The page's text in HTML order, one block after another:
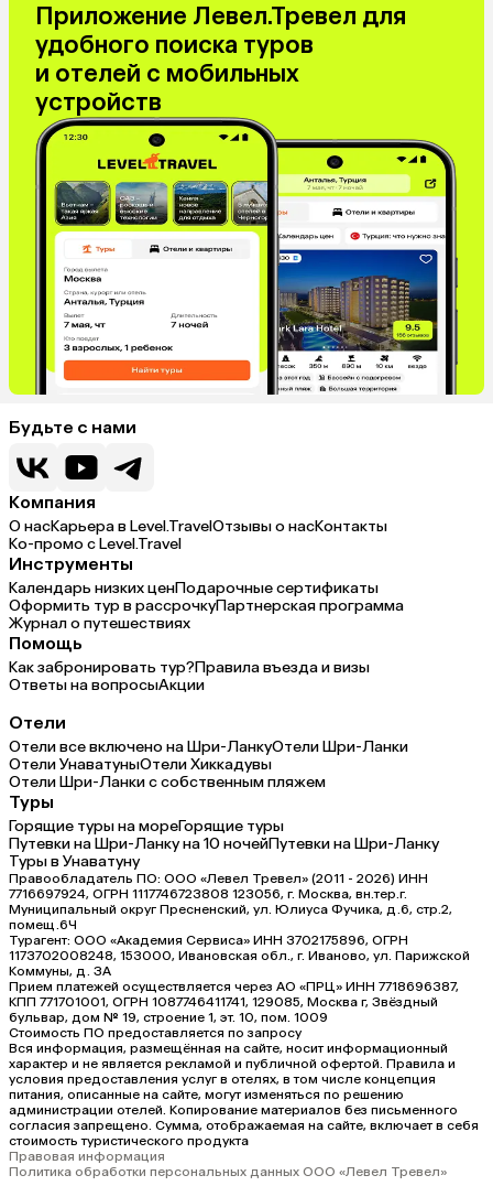
Израиль
Гонконг
Венесуэла
Саудовская Аравия
Бахрейн
Куба
Греция
Италия
Испания
Венгрия
Болгария
Приложение Левел.Тревел для
удобного поиска туров
и отелей с мобильных
устройств
Будьте с нами
Компания
О насКарьера в Level.TravelОтзывы о насКонтакты
Ко-промо с Level.Travel
Инструменты
Календарь низких ценПодарочные сертификаты
Оформить тур в рассрочкуПартнерская программа
Журнал о путешествиях
Помощь
Как забронировать тур?Правила въезда и визы
Ответы на вопросыАкции
Отели
Отели все включено на Шри-ЛанкуОтели Шри-Ланки
Отели УнаватуныОтели Хиккадувы
Отели Шри-Ланки с собственным пляжем
Туры
Горящие туры на мореГорящие туры
Путевки на Шри-Ланку на 10 ночейПутевки на Шри-Ланку
Туры в Унаватуну
Правообладатель ПО: ООО «Левел Тревел» (2011 - 2026) ИНН
7716697924, ОГРН 1117746723808 123056, г. Москва, вн.тер.г.
Муниципальный округ Пресненский, ул. Юлиуса Фучика, д.6, стр.2,
помещ.6Ч
Турагент: ООО «Академия Сервиса» ИНН 3702175896, ОГРН
1173702008248, 153000, Ивановская обл., г. Иваново, ул. Парижской
Коммуны, д. ЗА
Прием платежей осуществляется через АО «ПРЦ» ИНН 7718696387,
КПП 771701001, ОГРН 1087746411741, 129085, Москва г, Звёздный
бульвар, дом № 19, строение 1, эт. 10, пом. 1009
Стоимость ПО предоставляется по запросу
Вся информация, размещённая на сайте, носит информационный
характер и не является рекламой и публичной офертой. Правила и
условия предоставления услуг в отелях, в том числе концепция
питания, описанные на сайте, могут изменяться по решению
администрации отелей. Копирование материалов без письменного
согласия запрещено. Сумма, отображаемая на сайте, включает в себя
стоимость туристического продукта
Правовая информация
Политика обработки персональных данных ООО «Левел Тревел»